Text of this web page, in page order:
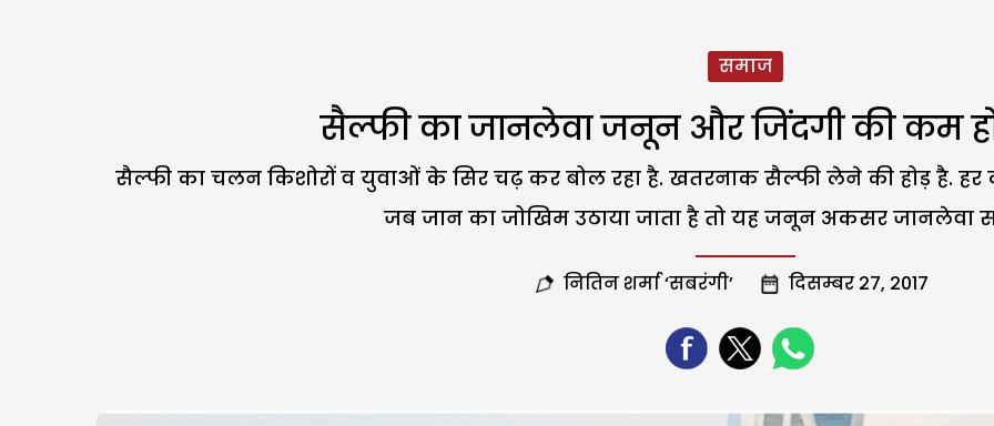
समाज
सैल्फी का जानलेवा जनून और जिंदगी की कम
सैल्फी का चलन किशोरों व युवाओं के सिर चढ़ कर बोल रहा है. खतरनाक सैल्फी लेने की होड़ है. हर
जब जान का जोखिम उठाया जाता है तो यह जनून अकसर जानलेवा
नितिन शर्मा ‘सबरंगी’ दिसम्बर 27, 2017